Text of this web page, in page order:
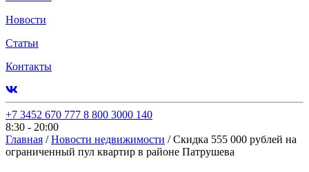
Новости
Статьи
Контакты
+7 3452 670 777 8 800 3000 140
8:30 - 20:00
Главная / Новости недвижимости / Скидка 555 000 рублей на
ограниченный пул квартир в районе Патрушева